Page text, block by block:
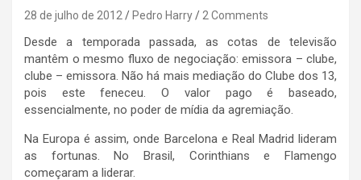
28 de julho de 2012 Pedro Harry 2 Comments
Desde a temporada passada, as cotas de televisão
mantêm o mesmo fluxo de negociação: emissora – clube,
clube – emissora. Não há mais mediação do Clube dos 13,
pois este feneceu. O valor pago é baseado,
essencialmente, no poder de mídia da agremiação.
Na Europa é assim, onde Barcelona e Real Madrid lideram
as fortunas. No Brasil, Corinthians e Flamengo
começaram a liderar.